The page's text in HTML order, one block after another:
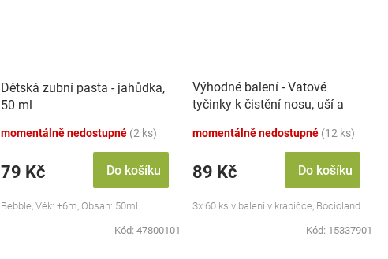
Dětská zubní pasta - jahůdka,
50 ml
momentálně nedostupné (2 ks)
79 Kč Do košíku
Bebble, Věk: +6m, Obsah: 50ml
Kód: 47800101
Výhodné balení - Vatové
tyčinky k čistění nosu, uší a
momentálně nedostupné (12 ks)
89 Kč Do košíku
3x 60 ks v balení v krabičce, Bocioland
Kód: 15337901